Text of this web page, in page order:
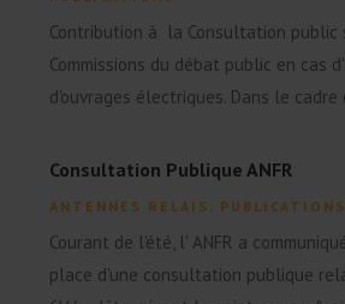
Contribution à la Consultation public
Commissions du débat public en cas
d'ouvrages électriques. Dans le cadre
Consultation Publique ANFR
ANTENNES RELAIS , PUBLICATIONS
Courant de l'été, l' ANFR a
place d'une consultation publique